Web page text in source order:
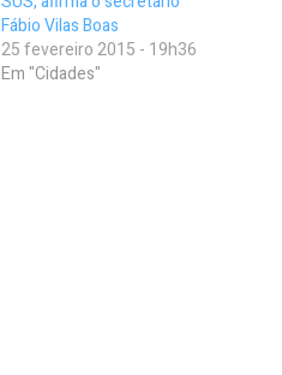
Fábio Vilas Boas
25 fevereiro 2015 - 19h36
Em "Cidades"